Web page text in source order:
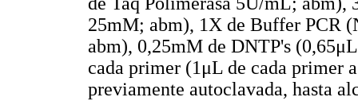
25mM; abm), 1X de Buffer PCR
abm), 0,25mM de DNTP's
cada primer (1μL de cada primer
previamente autoclavada, hasta